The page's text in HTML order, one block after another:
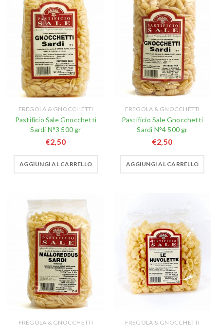
FREGOLA & GNOCCHETTI
Pastificio Sale Gnocchetti
Sardi N°3 500 gr
€2,50
AGGIUNGI AL CARRELLO
FREGOLA & GNOCCHETTI
Pastificio Sale Gnocchetti
Sardi N°4 500 gr
€2,50
AGGIUNGI AL CARRELLO
FREGOLA & GNOCCHETTI FREGOLA & GNOCCHETTI